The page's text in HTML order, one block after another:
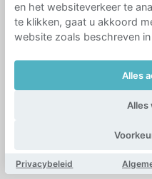
en het websiteverkeer te
te klikken, gaat u akkoord
website zoals beschreven
Alles
Alles
Privacybeleid